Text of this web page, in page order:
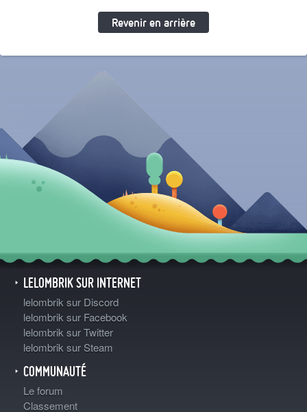
Revenir en arrière
LELOMBRIK SUR INTERNET
lelombrik sur Discord
lelombrik sur Facebook
lelombrik sur Twitter
lelombrik sur Steam
COMMUNAUTÉ
Le forum
Classement